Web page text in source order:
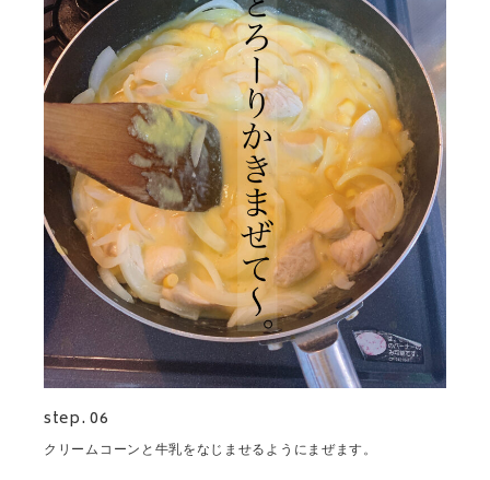
step. 06
クリームコーンと牛乳をなじませるようにまぜます。